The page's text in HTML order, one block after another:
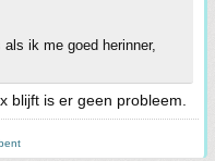
ik me goed herinner,
blijft is er geen probleem.